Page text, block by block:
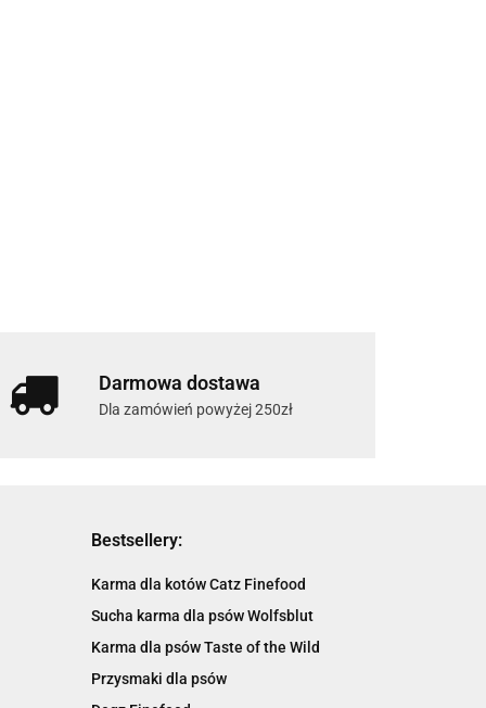
Darmowa dostawa
Dla zamówień powyżej 250zł
Bestsellery:
Karma dla kotów Catz Finefood
Sucha karma dla psów Wolfsblut
Karma dla psów Taste of the Wild
Przysmaki dla psów